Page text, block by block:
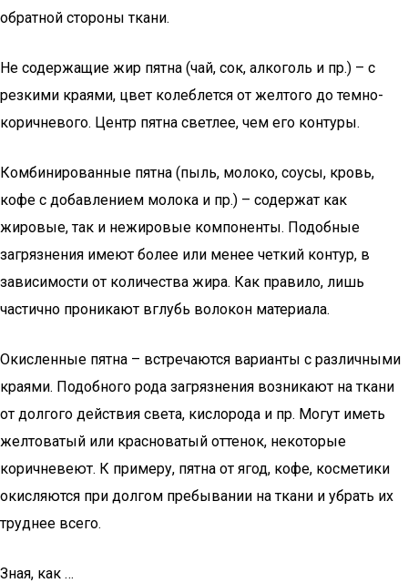
обратной стороны ткани.
Не содержащие жир пятна (чай, сок, алкоголь и пр.) – с
резкими краями, цвет колеблется от желтого до темно-
коричневого. Центр пятна светлее, чем его контуры.
Комбинированные пятна (пыль, молоко, соусы, кровь,
кофе с добавлением молока и пр.) – содержат как
жировые, так и нежировые компоненты. Подобные
загрязнения имеют более или менее четкий контур, в
зависимости от количества жира. Как правило, лишь
частично проникают вглубь волокон материала.
Окисленные пятна – встречаются варианты с различными
краями. Подобного рода загрязнения возникают на ткани
от долгого действия света, кислорода и пр. Могут иметь
желтоватый или красноватый оттенок, некоторые
коричневеют. К примеру, пятна от ягод, кофе, косметики
окисляются при долгом пребывании на ткани и убрать их
труднее всего.
Зная, как …